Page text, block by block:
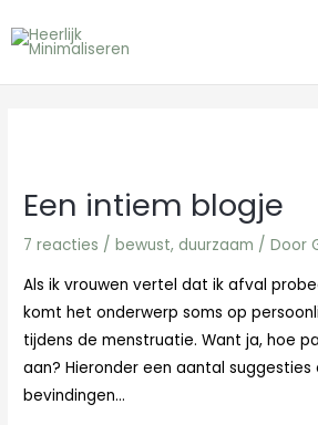
naar
Een intiem blogje
7 reacties /bewust, duurzaam / Door
Als ik vrouwen vertel dat ik afval
komt het onderwerp soms op
tijdens de menstruatie. Want ja, hoe
aan? Hieronder een aantal suggesties
bevindingen…